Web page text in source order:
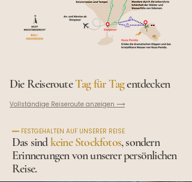
Die ReiserouteTag für Tagentdecken
Vollständige Reiseroute anzeigen ⟶
━━ FESTGEHALTEN AUF UNSERER REISE
Das sindkeine Stockfotos, sondern
Erinnerungen von unserer persönlichen
Reise.